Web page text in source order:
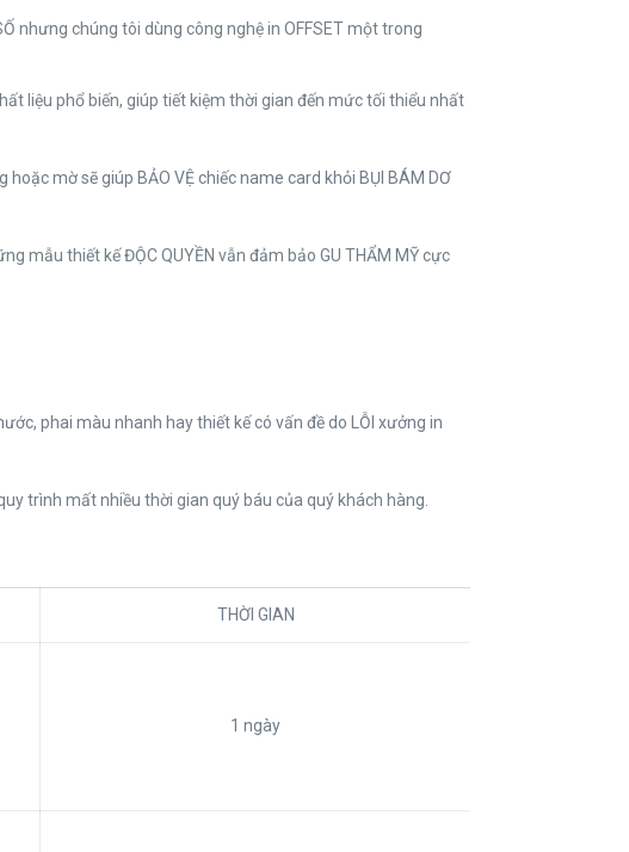
nhưng chúng tôi dùng công nghệ in OFFSET một trong
liệu phổ biến, giúp tiết kiệm thời gian đến mức tối thiểu nhất
mờ sẽ giúp BẢO VỆ chiếc name card khỏi BỤI BÁM DƠ
mẫu thiết kế ĐỘC QUYỀN vẫn đảm bảo GU THẨM MỸ cực
phai màu nhanh hay thiết kế có vấn đề do LỖI xưởng in
trình mất nhiều thời gian quý báu của quý khách hàng.
THỜI GIAN
1 ngày